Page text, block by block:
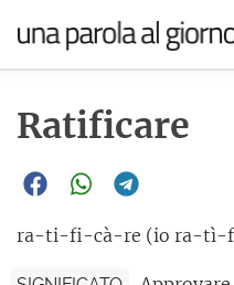
Ratificare
ra-ti-fi-cà-re (io ra-tì-